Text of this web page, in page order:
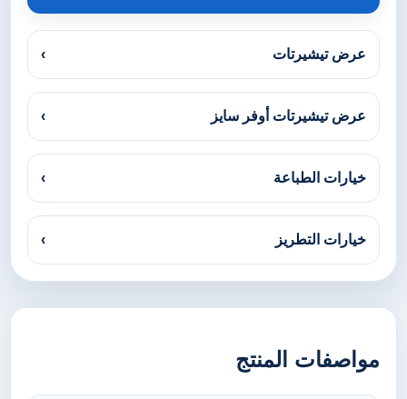
عرض تيشيرتات ›
عرض تيشيرتات أوفر سايز ›
خيارات الطباعة ›
خيارات التطريز ›
مواصفات المنتج